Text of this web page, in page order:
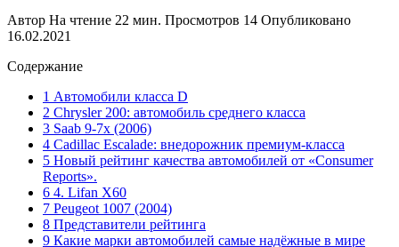
Автор На чтение 22 мин. Просмотров 14 Опубликовано
16.02.2021
Содержание
1 Автомобили класса D
2 Chrysler 200: автомобиль среднего класса
3 Saab 9-7x (2006)
4 Cadillac Escalade: внедорожник премиум-класса
5 Новый рейтинг качества автомобилей от «Consumer
Reports».
6 4. Lifan X60
7 Peugeot 1007 (2004)
8 Представители рейтинга
9 Какие марки автомобилей самые надёжные в мире